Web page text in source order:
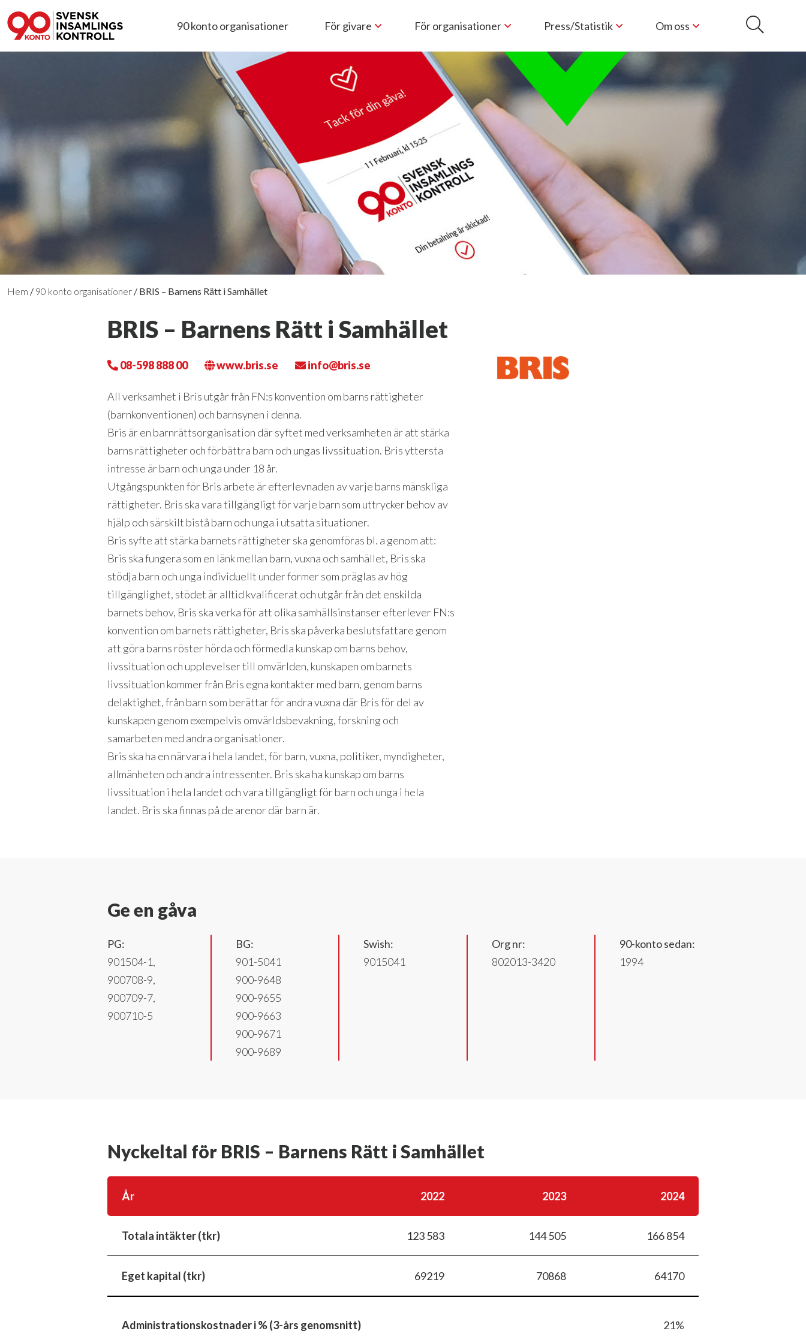
90 konto organisationer För givare För organisationer Press/Statistik Om oss
Hem / 90 konto organisationer / BRIS – Barnens Rätt i Samhället
BRIS – Barnens Rätt i Samhället
08-598 888 00 www.bris.se info@bris.se
All verksamhet i Bris utgår från FN:s konvention om barns rättigheter
(barnkonventionen) och barnsynen i denna.
Bris är en barnrättsorganisation där syftet med verksamheten är att stärka
barns rättigheter och förbättra barn och ungas livssituation. Bris yttersta
intresse är barn och unga under 18 år.
Utgångspunkten för Bris arbete är efterlevnaden av varje barns mänskliga
rättigheter. Bris ska vara tillgängligt för varje barn som uttrycker behov av
hjälp och särskilt bistå barn och unga i utsatta situationer.
Bris syfte att stärka barnets rättigheter ska genomföras bl. a genom att:
Bris ska fungera som en länk mellan barn, vuxna och samhället, Bris ska
stödja barn och unga individuellt under former som präglas av hög
tillgänglighet, stödet är alltid kvalificerat och utgår från det enskilda
barnets behov, Bris ska verka för att olika samhällsinstanser efterlever FN:s
konvention om barnets rättigheter, Bris ska påverka beslutsfattare genom
att göra barns röster hörda och förmedla kunskap om barns behov,
livssituation och upplevelser till omvärlden, kunskapen om barnets
livssituation kommer från Bris egna kontakter med barn, genom barns
delaktighet, från barn som berättar för andra vuxna där Bris för del av
kunskapen genom exempelvis omvärldsbevakning, forskning och
samarbeten med andra organisationer.
Bris ska ha en närvara i hela landet, för barn, vuxna, politiker, myndigheter,
allmänheten och andra intressenter. Bris ska ha kunskap om barns
livssituation i hela landet och vara tillgängligt för barn och unga i hela
landet. Bris ska finnas på de arenor där barn är.
Ge en gåva
PG:
901504-1,
900708-9,
900709-7,
900710-5
BG:
901-5041
900-9648
900-9655
900-9663
900-9671
900-9689
Swish:
9015041
Org nr:
802013-3420
90-konto sedan:
1994
Nyckeltal för BRIS – Barnens Rätt i Samhället
År 2022 2023 2024
Totala intäkter (tkr) 123 583 144 505 166 854
Eget kapital (tkr) 69219 70868 64170
Administrationskostnader i % (3-års genomsnitt) 21%